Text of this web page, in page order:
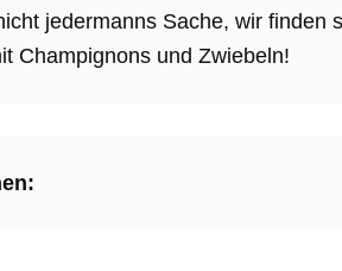
jedermanns Sache, wir finden
Champignons und Zwiebeln!